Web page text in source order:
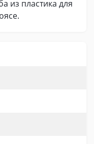
из пластика для